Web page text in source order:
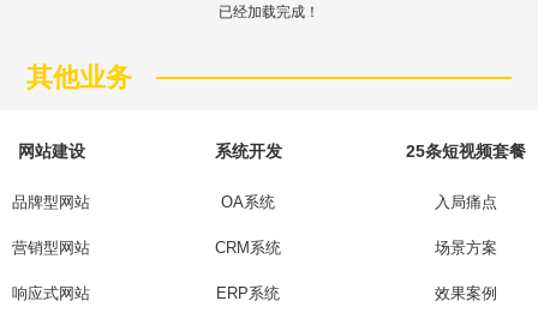
已经加载完成！
其他业务
网站建设
品牌型网站
营销型网站
响应式网站
系统开发
OA系统
CRM系统
ERP系统
25条短视频套餐
入局痛点
场景方案
效果案例